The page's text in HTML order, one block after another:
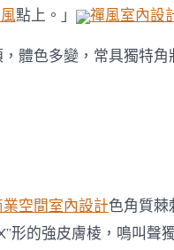
點上。」
禪風室內設
體色多變，常具獨特角
業空間室內設計色角質棘
形的強皮膚棱，鳴叫聲